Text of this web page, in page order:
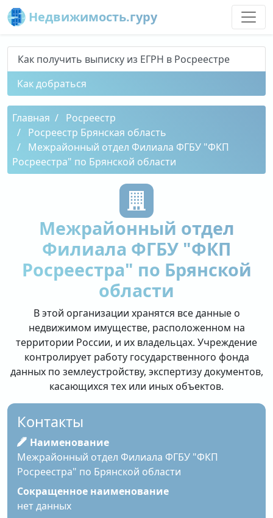
Недвижимость.гуру
Как получить выписку из ЕГРН в Росреестре
Как добраться
Главная
Росреестр
Росреестр Брянская область
Межрайонный отдел Филиала ФГБУ "ФКП
Росреестра" по Брянской области
Межрайонный отдел
Филиала ФГБУ "ФКП
Росреестра" по Брянской
области
В этой организации хранятся все данные о
недвижимом имуществе, расположенном на
территории России, и их владельцах. Учреждение
контролирует работу государственного фонда
данных по землеустройству, экспертизу документов,
касающихся тех или иных объектов.
Контакты
Наименование
Межрайонный отдел Филиала ФГБУ "ФКП
Росреестра" по Брянской области
Сокращенное наименование
нет данных